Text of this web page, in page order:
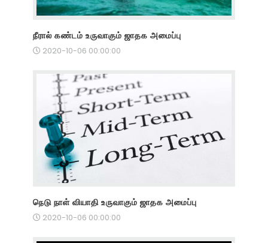
நீரால் கண்டம் உருவாகும் ஜாதக அமைப்பு
2020-10-06 00:00:00
நெடு நாள் வியாதி உருவாகும் ஜாதக அமைப்பு
2020-10-06 00:00:00